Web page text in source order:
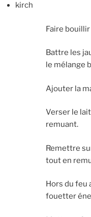
kirch
Faire
Battre les
le mélange
Ajouter la
Verser le
remuant.
Remettre
tout en
Hors du feu
fouetter